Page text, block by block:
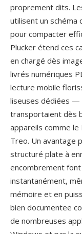
proprement dits.
utilisent un schéma
pour compacter
Plucker étend ces
en chargé dès
livrés numériques
lecture mobile
liseuses dédiées —
transportaient dès
appareils comme
Treo. Un avantage
structuré plate à
encombrement
instantanément,
mémoire et en
bien documentee
de nombreuses